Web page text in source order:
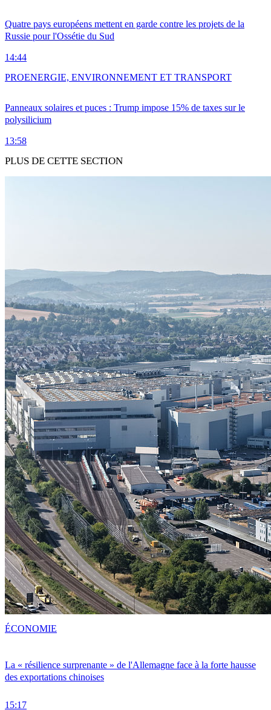
Quatre pays européens mettent en garde contre les projets de la
Russie pour l'Ossétie du Sud
14:44
Panneaux solaires et puces : Trump impose 15% de taxes sur le
polysilicium
13:58
PROENERGIE, ENVIRONNEMENT ET TRANSPORT
PLUS DE CETTE SECTION
La « résilience surprenante » de l'Allemagne face à la forte hausse
des exportations chinoises
15:17
ÉCONOMIE